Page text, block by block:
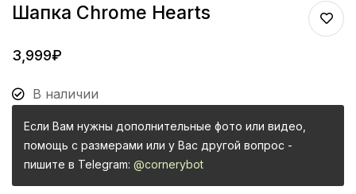
Шапка Chrome Hearts
3,999₽
В наличии
Если Вам нужны дополнительные фото или видео,
помощь с размерами или у Вас другой вопрос -
пишите в Telegram: @cornerybot